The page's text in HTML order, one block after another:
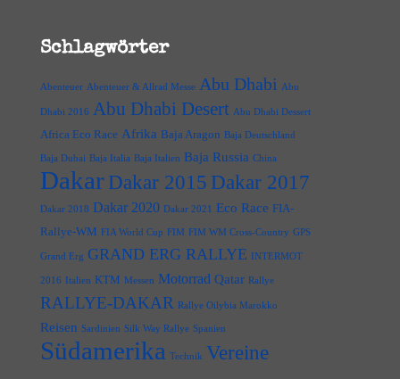
Schlagwörter
Abenteuer Abenteuer & Allrad Messe Abu Dhabi Abu
Dhabi 2016 Abu Dhabi Desert Abu Dhabi Dessert
Africa Eco Race Afrika Baja Aragon Baja Deutschland
Baja Dubai Baja Italia Baja Italien Baja Russia China
Dakar Dakar 2015 Dakar 2017
Dakar 2018 Dakar 2020 Dakar 2021 Eco Race FIA-
Rallye-WM
FIA World Cup FIM FIM WM Cross-Country GPS
Grand Erg GRAND ERG RALLYE INTERMOT
2016 Italien KTM Messen Motorrad Qatar Rallye
RALLYE-DAKAR Rallye Oilybia Marokko
Reisen Sardinien Silk Way Rallye Spanien
Südamerika Technik Vereine